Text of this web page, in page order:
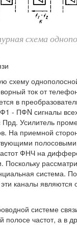
схема
схему
ток от
в
- ПФN сигналы
Усилитель
На приемной
ФНЧ на
Поскольку
система.
каналы
системе
полосе частот, а в